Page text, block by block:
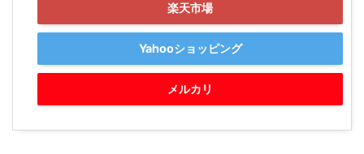
楽天市場
Yahooショッピング
メルカリ